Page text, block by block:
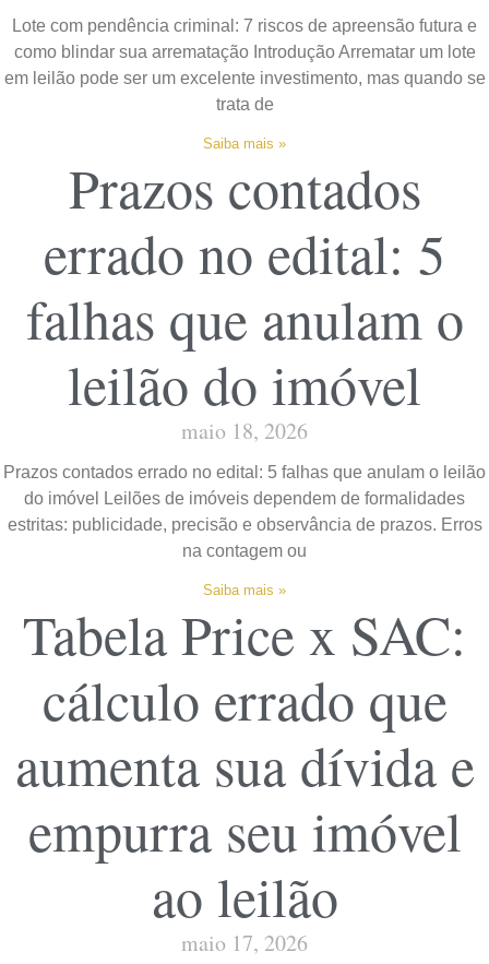
Lote com pendência criminal: 7 riscos de apreensão futura e
como blindar sua arrematação Introdução Arrematar um lote
em leilão pode ser um excelente investimento, mas quando se
trata de
Saiba mais »
Prazos contados
errado no edital: 5
falhas que anulam o
leilão do imóvel
maio 18, 2026
Prazos contados errado no edital: 5 falhas que anulam o leilão
do imóvel Leilões de imóveis dependem de formalidades
estritas: publicidade, precisão e observância de prazos. Erros
na contagem ou
Saiba mais »
Tabela Price x SAC:
cálculo errado que
aumenta sua dívida e
empurra seu imóvel
ao leilão
maio 17, 2026